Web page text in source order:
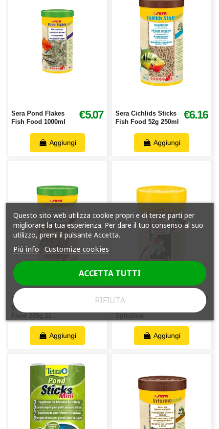
Sera Pond Flakes
Fish Food 1000ml
€5.07
Aggiungi
Sera Cichlids Sticks
Fish Food 52g 250ml
€6.16
Aggiungi
Sera Pond
Biogranulat Fish
€4.17
Aggiungi
Sera Goldy Fish
€2.87
Aggiungi
Questo sito web utilizza cookie propri e di terze parti per
migliorare la tua esperienza. Per dare il tuo consenso al suo
utilizzo, premi il pulsante Accetta.
Piú info Customize cookies
RIFIUTA
ACCETTA TUTTI